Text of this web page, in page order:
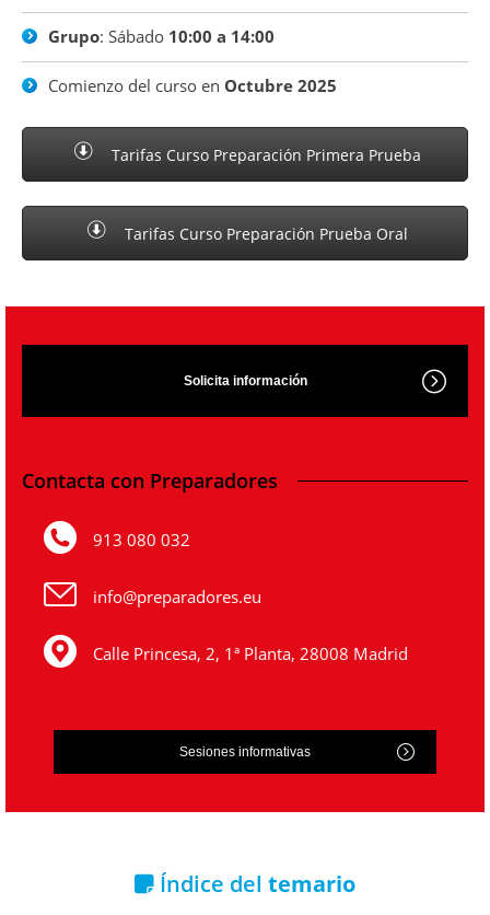
Grupo: Sábado 10:00 a 14:00
Comienzo del curso en Octubre 2025
Tarifas Curso Preparación Primera Prueba
Tarifas Curso Preparación Prueba Oral
Solicita información
Contacta con Preparadores
913 080 032
info@preparadores.eu
Calle Princesa, 2, 1ª Planta, 28008 Madrid
Sesiones informativas
Índice del temario